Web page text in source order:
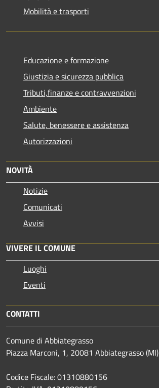
Mobilità e trasporti
Educazione e formazione
Giustizia e sicurezza pubblica
Tributi,finanze e contravvenzioni
Ambiente
Salute, benessere e assistenza
Autorizzazioni
NOVITÀ
Notizie
Comunicati
Avvisi
VIVERE IL COMUNE
Luoghi
Eventi
CONTATTI
Comune di Abbiategrasso
Piazza Marconi, 1, 20081 Abbiategrasso (MI)
Codice Fiscale: 01310880156